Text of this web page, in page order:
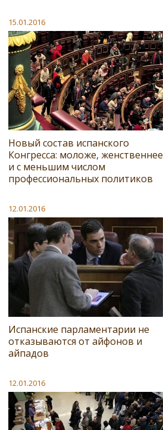
15.01.2016
Новый состав испанского
Конгресса: моложе, женственнее
и с меньшим числом
профессиональных политиков
12.01.2016
Испанские парламентарии не
отказываются от айфонов и
айпадов
12.01.2016